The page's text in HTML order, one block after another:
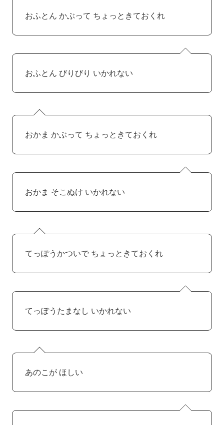
おふとん かぶって ちょっときておくれ
おふとん びりびり いかれない
おかま かぶって ちょっときておくれ
おかま そこぬけ いかれない
てっぽうかついで ちょっときておくれ
てっぽうたまなし いかれない
あのこが ほしい